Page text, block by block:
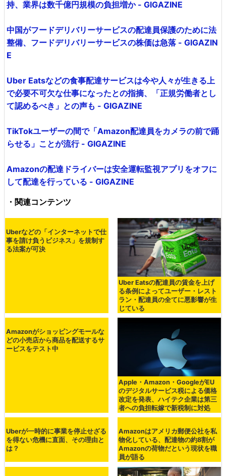
持、業界は数千億円規模の負担増か - GIGAZINE
中国がフードデリバリーサービスの配達員保護のために法
整備、フードデリバリーサービスの株価は急落 - GIGAZIN
E
Uber Eatsなどの食事配達サービスは今や人々が生きる上
で必要不可欠な仕事になったとの指摘、「正規労働者とし
て認めるべき」との声も - GIGAZINE
TikTokユーザーの間で「Amazon配達員をカメラの前で踊
らせる」ことが流行 - GIGAZINE
Amazonの配達ドライバーは安全運転監視アプリをオフに
して配達を行っている - GIGAZINE
・関連コンテンツ
Uberなどの「インターネットで仕
事を請け負うビジネス」を規制す
る法案が可決
Uber Eatsの配達員の賃金を上げ
る条例によってユーザー・レスト
ラン・配達員の全てに悪影響が生
じている
Amazonがショッピングモールな
どの小売店から商品を配送するサ
ービスをテスト中
Apple・Amazon・GoogleがEU
のデジタルサービス税による価格
改定を発表、ハイテク企業は第三
者への負担転嫁で新税制に対処
Uberが一時的に事業を停止せざる
を得ない危機に直面、その理由と
は？
Amazonはアメリカ郵便公社を私
物化している、配達物の約8割が
Amazonの荷物だという現状を職
員が語る